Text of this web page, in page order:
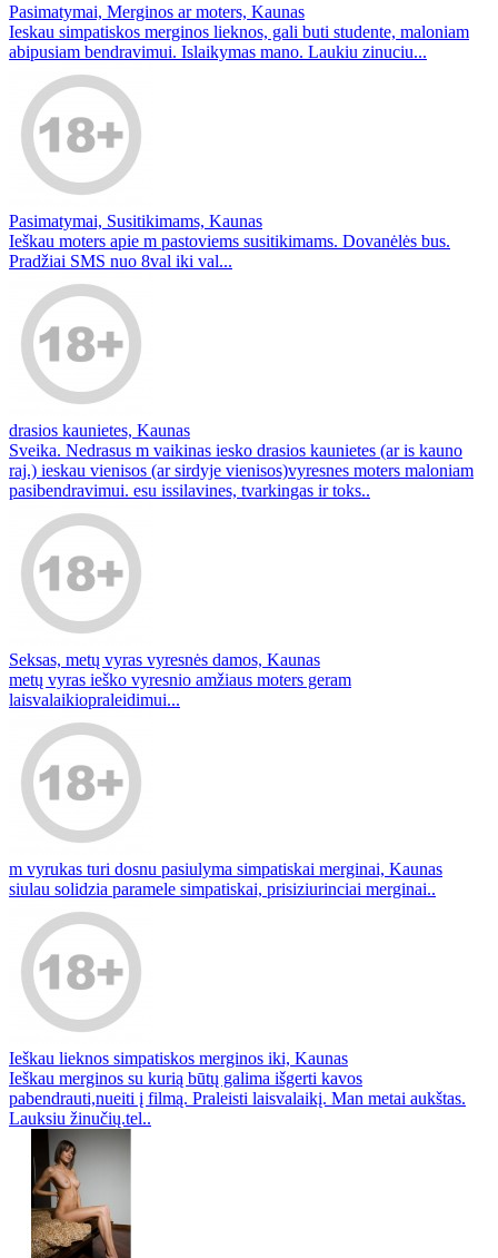
Pasimatymai, Merginos ar moters, Kaunas
Ieskau simpatiskos merginos lieknos, gali buti studente, maloniam
abipusiam bendravimui. Islaikymas mano. Laukiu zinuciu...
Pasimatymai, Susitikimams, Kaunas
Ieškau moters apie m pastoviems susitikimams. Dovanėlės bus.
Pradžiai SMS nuo 8val iki val...
drasios kaunietes, Kaunas
Sveika. Nedrasus m vaikinas iesko drasios kaunietes (ar is kauno
raj.) ieskau vienisos (ar sirdyje vienisos)vyresnes moters maloniam
pasibendravimui. esu issilavines, tvarkingas ir toks..
Seksas, metų vyras vyresnės damos, Kaunas
metų vyras ieško vyresnio amžiaus moters geram
laisvalaikiopraleidimui...
m vyrukas turi dosnu pasiulyma simpatiskai merginai, Kaunas
siulau solidzia paramele simpatiskai, prisiziurinciai merginai..
Ieškau lieknos simpatiskos merginos iki, Kaunas
Ieškau merginos su kurią būtų galima išgerti kavos
pabendrauti,nueiti į filmą. Praleisti laisvalaikį. Man metai aukštas.
Lauksiu žinučių.tel..